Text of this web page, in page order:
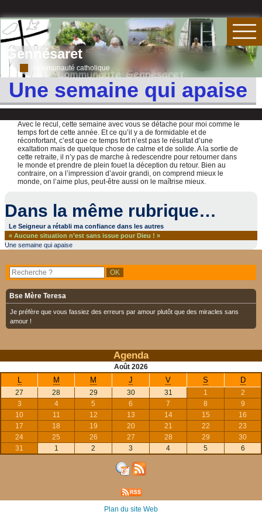
Gennésaret
communauté catholique
Une semaine qui apaise
Avec le recul, cette semaine avec vous se détache pour moi comme le
temps fort de cette année. Et ce qu’il y a de formidable et de
réconfortant, c’est que ce temps fort n’est pas le résultat d’une
exaltation mais de quelque chose de calme et de solide. A la sortie de
cette retraite, il n’y pas de marche à redescendre pour retourner dans
le monde et prendre de plein fouet la déception du retour. Bien au
contraire, on a l’impression d’avoir grandi, on comprend mieux le
monde, on l’aime plus, peut-être aussi on le maîtrise mieux.
Dans la même rubrique…
Le Seigneur a rétabli ma confiance dans les autres
« Aucune situation n’est sans issue pour Dieu ! »
Une semaine qui apaise
Bse Mère Teresa
Je préfère que vous fassiez des erreurs par amour plutôt que des miracles sans
amour !
Agenda
Août 2026
M M J V S D
27 28 29 30 31 1
2
3
4 5 6 7 8
9
10
11 12 13 14 15
16
17
18 19 20 21 22
23
24
25 26 27 28 29
30
31
1 2 3 4 5 6
Plan du site Web